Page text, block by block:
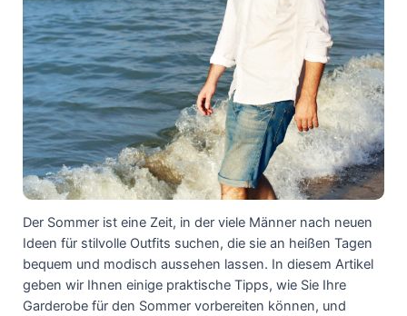
Der Sommer ist eine Zeit, in der viele Männer nach neuen
Ideen für stilvolle Outfits suchen, die sie an heißen Tagen
bequem und modisch aussehen lassen. In diesem Artikel
geben wir Ihnen einige praktische Tipps, wie Sie Ihre
Garderobe für den Sommer vorbereiten können, und